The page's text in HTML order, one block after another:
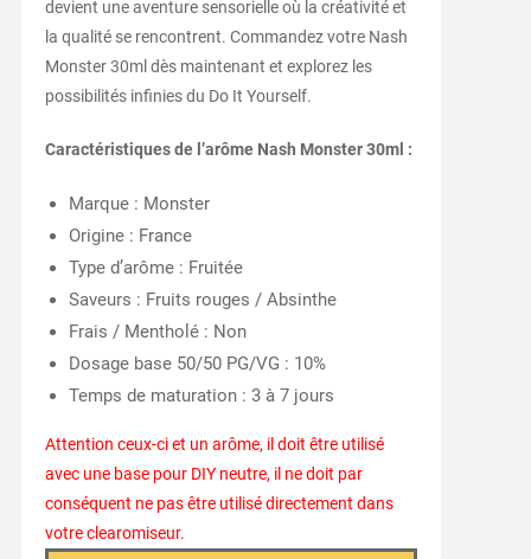
devient une aventure sensorielle où la créativité et
la qualité se rencontrent. Commandez votre Nash
Monster 30ml dès maintenant et explorez les
possibilités infinies du Do It Yourself.
Caractéristiques de l’arôme Nash Monster 30ml :
Marque : Monster
Origine : France
Type d’arôme : Fruitée
Saveurs : Fruits rouges / Absinthe
Frais / Mentholé : Non
Dosage base 50/50 PG/VG : 10%
Temps de maturation : 3 à 7 jours
Attention ceux-ci et un arôme, il doit être utilisé
avec une base pour DIY neutre, il ne doit par
conséquent ne pas être utilisé directement dans
votre clearomiseur.